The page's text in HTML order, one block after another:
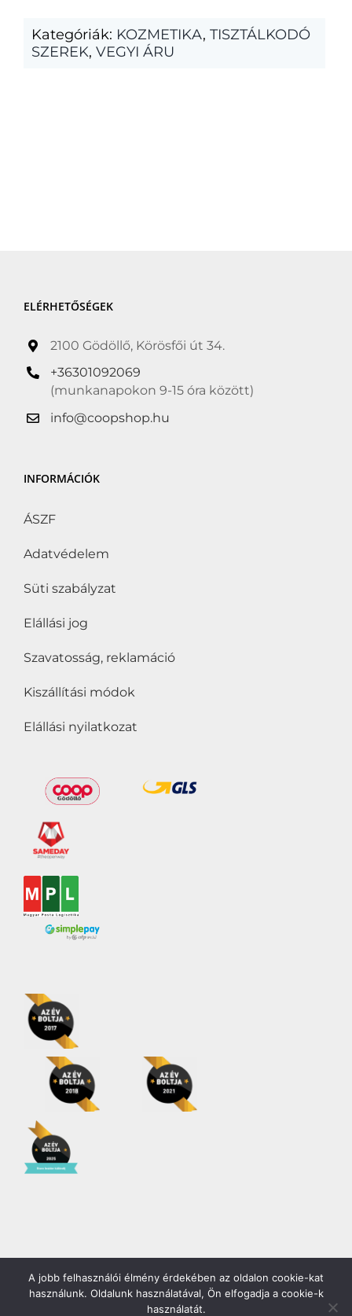
Kategóriák: KOZMETIKA, TISZTÁLKODÓ
SZEREK, VEGYI ÁRU
ELÉRHETŐSÉGEK
2100 Gödöllő, Körösfői út 34.
+36301092069
(munkanapokon 9-15 óra között)
info@coopshop.hu
INFORMÁCIÓK
ÁSZF
Adatvédelem
Süti szabályzat
Elállási jog
Szavatosság, reklamáció
Kiszállítási módok
Elállási nyilatkozat
Copyright 2026 | Minden jog fenntartva! |Gödöllő COOP Zrt.
A jobb felhasználói élmény érdekében az oldalon cookie-kat
használunk. Oldalunk használatával, Ön elfogadja a cookie-k
használatát.